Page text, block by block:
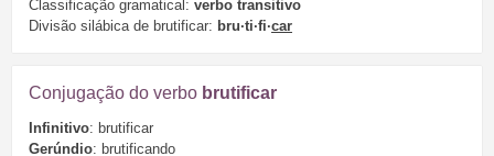
Classificação gramatical: verbo transitivo
Divisão silábica de brutificar: bru·ti·fi·car
Conjugação do verbo brutificar
Infinitivo: brutificar
Gerúndio: brutificando